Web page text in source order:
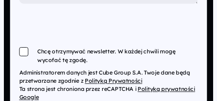
Chcę otrzymywać newsletter. W każdej chwili mogę
wycofać tę zgodę.
Administratorem danych jest Cube Group S.A. Twoje dane będą
przetwarzane zgodnie z Polityką Prywatności
Ta strona jest chroniona przez reCAPTCHA i Polityką prywatności
Google